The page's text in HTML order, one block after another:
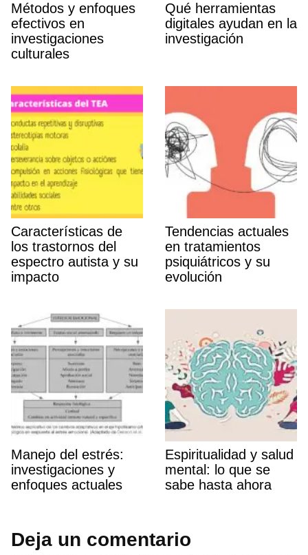
Métodos y enfoques
efectivos en
investigaciones
culturales
Qué herramientas
digitales ayudan en la
investigación
Caracterí­sticas de
los trastornos del
espectro autista y su
impacto
Tendencias actuales
en tratamientos
psiquiátricos y su
evolución
Manejo del estrés:
investigaciones y
enfoques actuales
Espiritualidad y salud
mental: lo que se
sabe hasta ahora
Deja un comentario